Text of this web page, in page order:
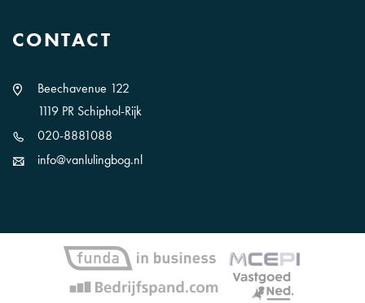
CONTACT
Beechavenue 122
1119 PR Schiphol-Rijk
020-8881088
info@vanlulingbog.nl